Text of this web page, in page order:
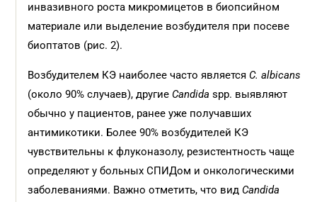
инвазивного роста микромицетов в био­псийном
материале или выделение возбудителя при посеве
биоптатов (рис. 2).
Возбудителем КЭ наиболее часто является C. albicans
(около 90% случаев), другие Candidaspp. выявляют
обычно у пациентов, ранее уже получавших
антимикотики. Более 90% возбудителей КЭ
чувствительны к флуконазолу, резистентность чаще
определяют у больных СПИДом и онкологическими
заболеваниями. Важно отметить, что вид Candida